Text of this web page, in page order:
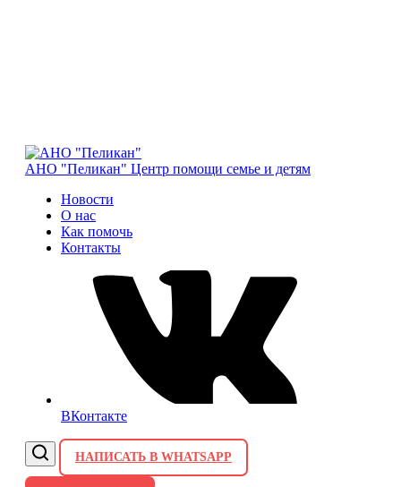
АНО "Пеликан" Центр помощи семье и детям
Новости
О нас
Как помочь
Контакты
ВКонтакте
НАПИСАТЬ В WHATSAPP